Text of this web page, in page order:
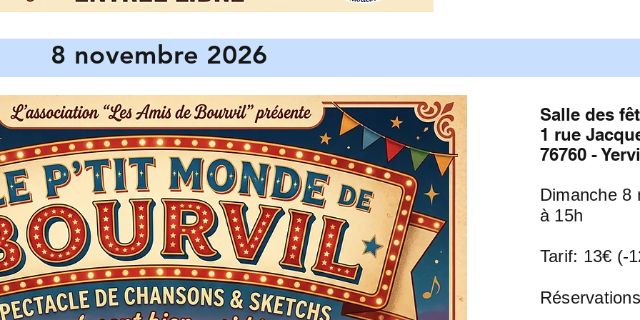
8 novembre 2026
Salle des
1 rue
76760 -
Dimanche 8
à 15h
Tarif: 13€ (-